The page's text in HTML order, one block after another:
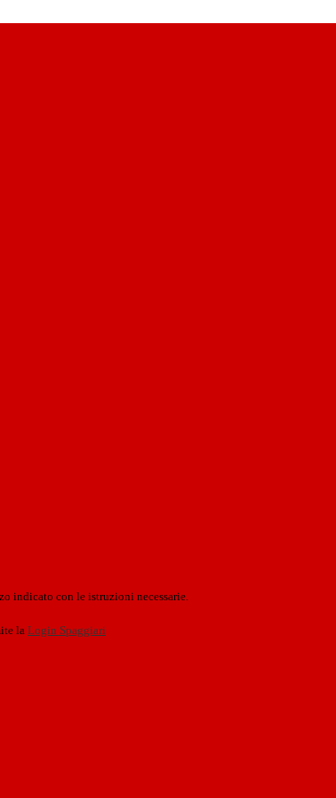
indicato con le istruzioni necessarie.
la Login Spaggiari